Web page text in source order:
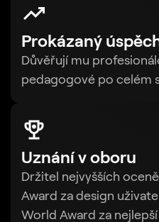
Prokázaný
Důvěřují mu
pedagogové po celém
Uznání v oboru
Držitel nejvyšších
Award za design
World Award za